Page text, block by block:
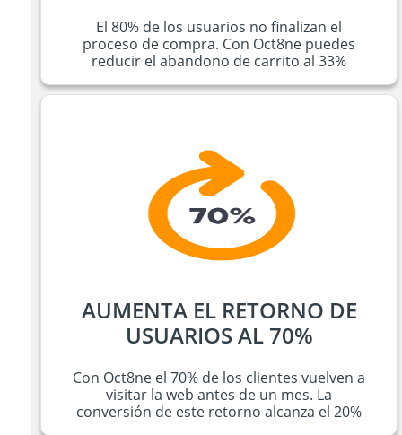
El 80% de los usuarios no finalizan el
proceso de compra. Con Oct8ne puedes
reducir el abandono de carrito al 33%
AUMENTA EL RETORNO DE
USUARIOS AL 70%
Con Oct8ne el 70% de los clientes vuelven a
visitar la web antes de un mes. La
conversión de este retorno alcanza el 20%